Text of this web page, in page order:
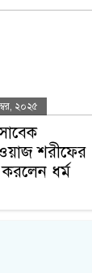
২০২৫
শরীফের
করলেন ধর্ম